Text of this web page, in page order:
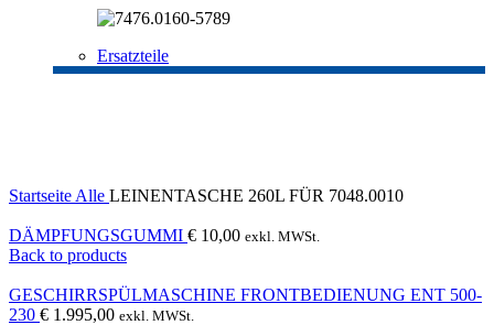
Ersatzteile
Startseite Alle LEINENTASCHE 260L FÜR 7048.0010
DÄMPFUNGSGUMMI € 10,00 exkl. MWSt.
Back to products
GESCHIRRSPÜLMASCHINE FRONTBEDIENUNG ENT 500-
230 € 1.995,00 exkl. MWSt.